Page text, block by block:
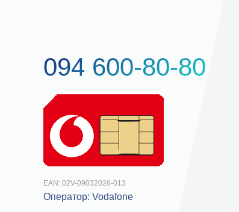
094 600-80-80
EAN: 02V-09032026-013
Оператор: Vodafone